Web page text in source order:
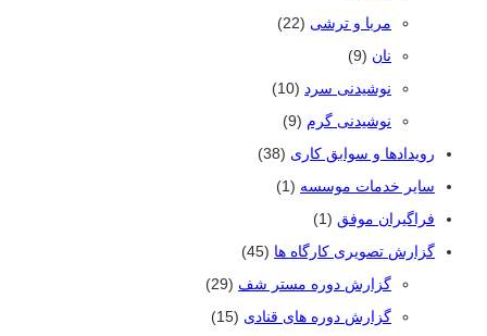
مربا و ترشی (22)
نان (9)
نوشیدنی سرد (10)
نوشیدنی گرم (9)
رویدادها و سوابق کاری (38)
سایر خدمات موسسه (1)
فراگیران موفق (1)
گزارش تصویری کارگاه ها (45)
گزارش دوره مستر شف (29)
گزارش دوره های قنادی (15)